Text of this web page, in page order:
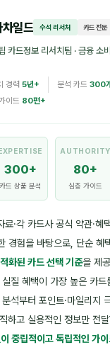
일드 수석 리서처 카드 전문
카드정보 리서치팀 · 금융 소
경력 5년+ 분석 카드 300
이드 80편+
300+
카드 상품 분석
AUTHORITY
80+
심층 가이드
료·각 카드사 공식 약관·혜
경험을 바탕으로, 단순 혜
화된 카드 선택 기준을 제
질 혜택이 가장 높은 카드
석부터 포인트·마일리지
하고 실용적인 정보만 전
중립적이고 독립적인 가